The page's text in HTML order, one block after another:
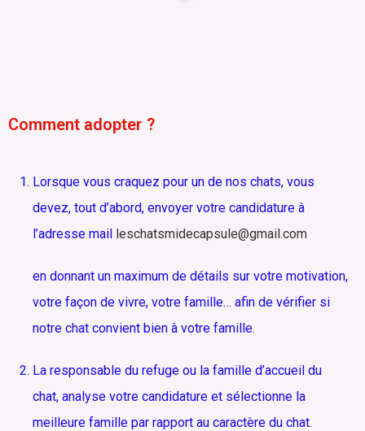
Comment adopter ?
Lorsque vous craquez pour un de nos chats, vous
devez, tout d’abord, envoyer votre candidature à
l’adresse mail leschatsmidecapsule@gmail.com
en donnant un maximum de détails sur votre motivation,
votre façon de vivre, votre famille… afin de vérifier si
notre chat convient bien à votre famille.
La responsable du refuge ou la famille d’accueil du
chat, analyse votre candidature et sélectionne la
meilleure famille par rapport au caractère du chat.